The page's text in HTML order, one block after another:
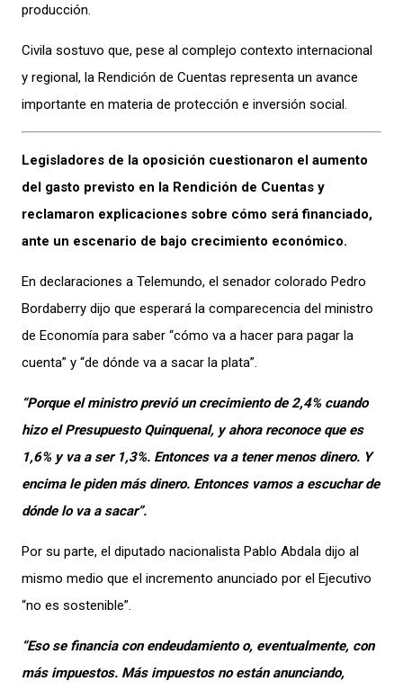
producción.
Civila sostuvo que, pese al complejo contexto internacional
y regional, la Rendición de Cuentas representa un avance
importante en materia de protección e inversión social.
Legisladores de la oposición cuestionaron el aumento
del gasto previsto en la Rendición de Cuentas y
reclamaron explicaciones sobre cómo será financiado,
ante un escenario de bajo crecimiento económico.
En declaraciones a Telemundo, el senador colorado Pedro
Bordaberry dijo que esperará la comparecencia del ministro
de Economía para saber “cómo va a hacer para pagar la
cuenta” y “de dónde va a sacar la plata”.
“Porque el ministro previó un crecimiento de 2,4% cuando
hizo el Presupuesto Quinquenal, y ahora reconoce que es
1,6% y va a ser 1,3%. Entonces va a tener menos dinero. Y
encima le piden más dinero. Entonces vamos a escuchar de
dónde lo va a sacar”.
Por su parte, el diputado nacionalista Pablo Abdala dijo al
mismo medio que el incremento anunciado por el Ejecutivo
“no es sostenible”.
“Eso se financia con endeudamiento o, eventualmente, con
más impuestos. Más impuestos no están anunciando,